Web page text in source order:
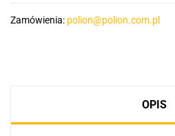
Zamówienia: polion@polion.com.pl
OPIS